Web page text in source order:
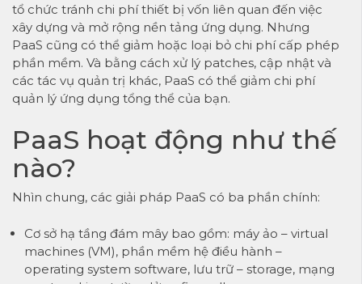
tổ chức tránh chi phí thiết bị vốn liên quan đến việc
xây dựng và mở rộng nền tảng ứng dụng. Nhưng
PaaS cũng có thể giảm hoặc loại bỏ chi phí cấp phép
phần mềm. Và bằng cách xử lý patches, cập nhật và
các tác vụ quản trị khác, PaaS có thể giảm chi phí
quản lý ứng dụng tổng thể của bạn.
PaaS hoạt động như thế
nào?
Nhìn chung, các giải pháp PaaS có ba phần chính:
Cơ sở hạ tầng đám mây bao gồm: máy ảo – virtual
machines (VM), phần mềm hệ điều hành –
operating system software, lưu trữ – storage, mạng